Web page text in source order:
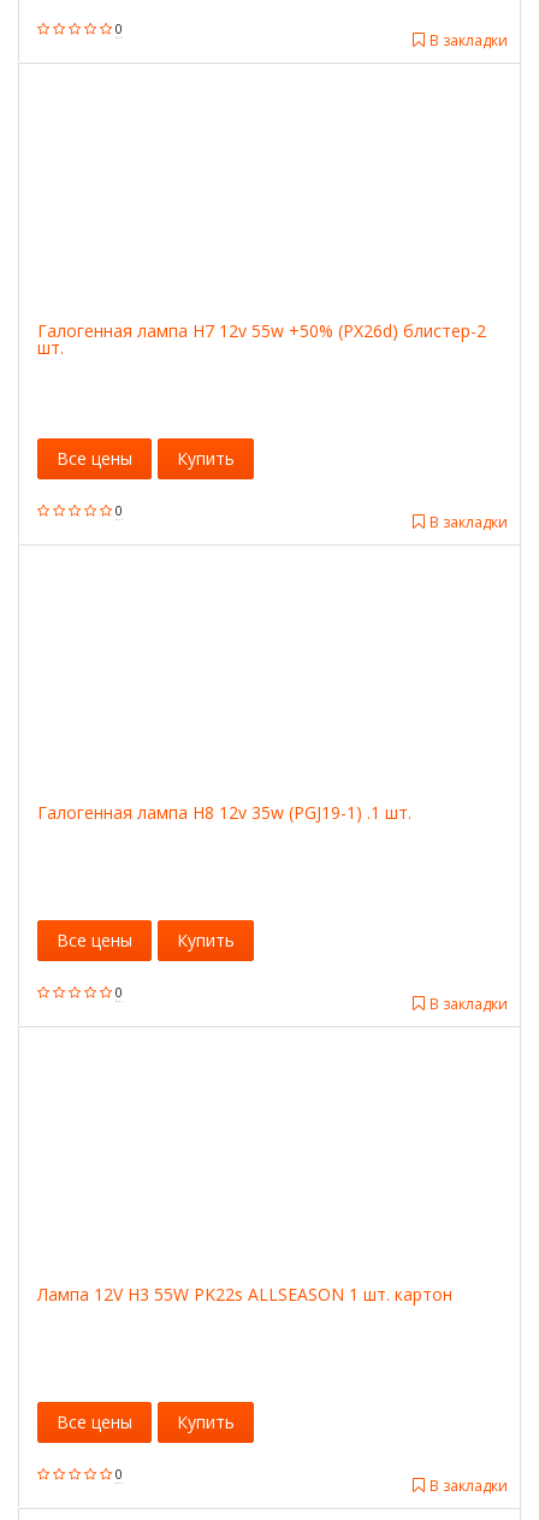
0
В закладки
Галогенная лампа H7 12v 55w +50% (PX26d) блистер-2
шт.
0
В закладки
Все цены Купить
Галогенная лампа H8 12v 35w (PGJ19-1) .1 шт.
0
В закладки
Все цены Купить
Лампа 12V H3 55W PK22s ALLSEASON 1 шт. картон
0
В закладки
Все цены Купить